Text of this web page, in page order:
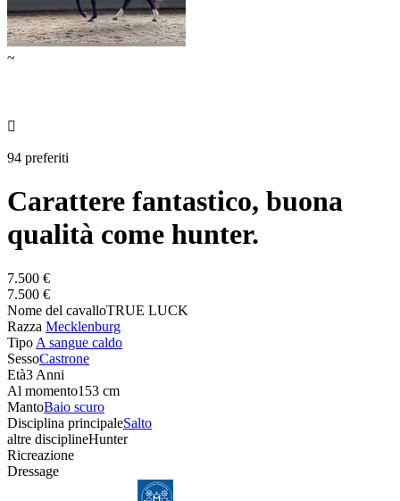
~

94 preferiti
Carattere fantastico, buona
qualità come hunter.
7.500 €
7.500 €
Nome del cavalloTRUE LUCK
Razza Mecklenburg
Tipo A sangue caldo
SessoCastrone
Età3 Anni
Al momento153 cm
MantoBaio scuro
Disciplina principaleSalto
altre disciplineHunter
Ricreazione
Dressage